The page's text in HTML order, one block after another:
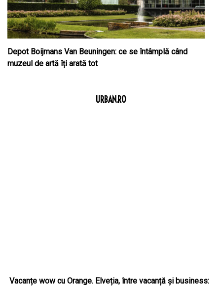
Depot Boijmans Van Beuningen: ce se întâmplă când
muzeul de artă îți arată tot
URBAN.RO
Vacanțe wow cu Orange. Elveția, între vacanță și business: